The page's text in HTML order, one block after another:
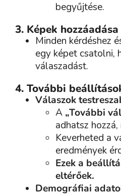
begyűjtése.
3. Képek
Minden kérdéshez
egy képet csatolni,
válaszadást.
4. További
Válaszok
A „További
adhatsz
Keverheted a
eredmények
Ezek a
eltérőek.
Demográfiai